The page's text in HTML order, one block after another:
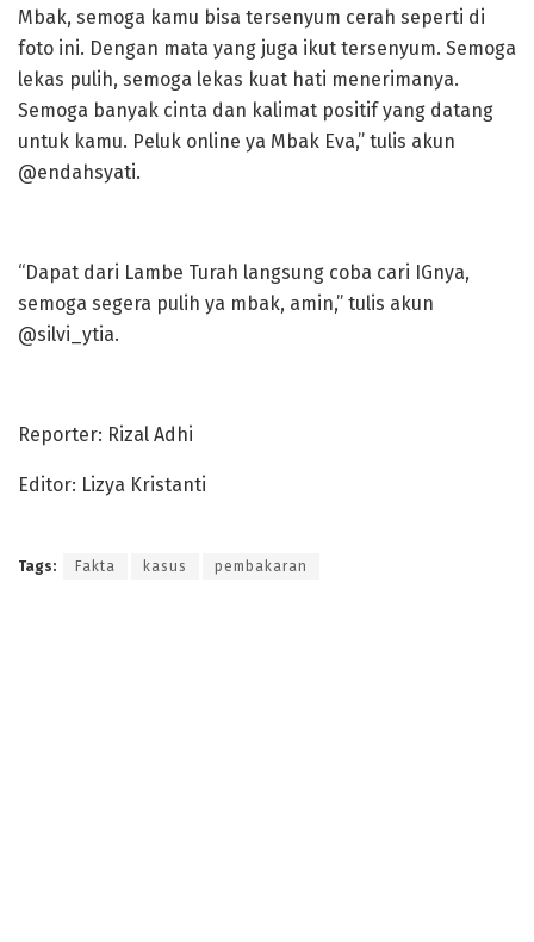
Mbak, semoga kamu bisa tersenyum cerah seperti di
foto ini. Dengan mata yang juga ikut tersenyum. Semoga
lekas pulih, semoga lekas kuat hati menerimanya.
Semoga banyak cinta dan kalimat positif yang datang
untuk kamu. Peluk online ya Mbak Eva,” tulis akun
@endahsyati.
“Dapat dari Lambe Turah langsung coba cari IGnya,
semoga segera pulih ya mbak, amin,” tulis akun
@silvi_ytia.
Reporter: Rizal Adhi
Editor: Lizya Kristanti
Tags: Fakta kasus pembakaran